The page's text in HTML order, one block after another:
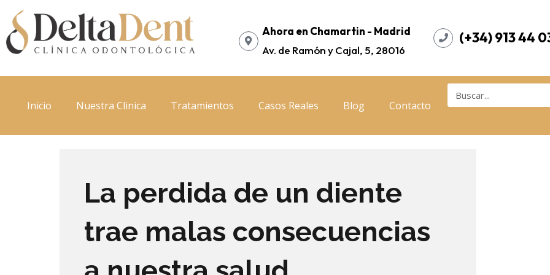
contenido
Ahora en Chamartin - Madrid
Av. de Ramón y Cajal, 5, 28016
(+34) 913 44
Inicio Nuestra Clinica Tratamientos Casos Reales Blog Contacto
La perdida de un diente
trae malas consecuencias